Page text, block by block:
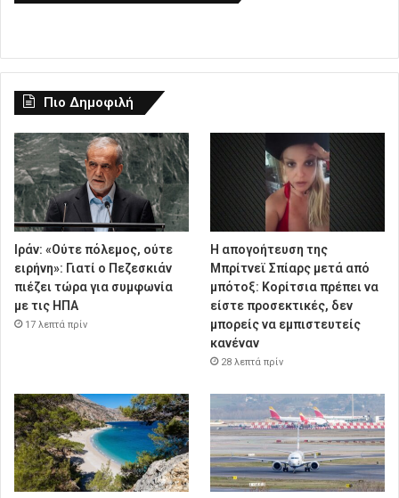
Πιο Δημοφιλή
Ιράν: «Ούτε πόλεμος, ούτε
ειρήνη»: Γιατί ο Πεζεσκιάν
πιέζει τώρα για συμφωνία
με τις ΗΠΑ
17 λεπτά πρίν
Η απογοήτευση της
Μπρίτνεϊ Σπίαρς μετά από
μπότοξ: Κορίτσια πρέπει να
είστε προσεκτικές, δεν
μπορείς να εμπιστευτείς
κανέναν
28 λεπτά πρίν